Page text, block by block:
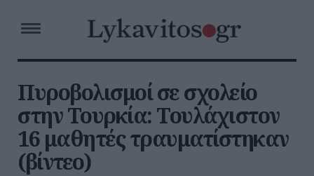
Πυροβολισμοί σε σχολείο
στην Τουρκία: Τουλάχιστον
16 μαθητές τραυματίστηκαν
(βίντεο)